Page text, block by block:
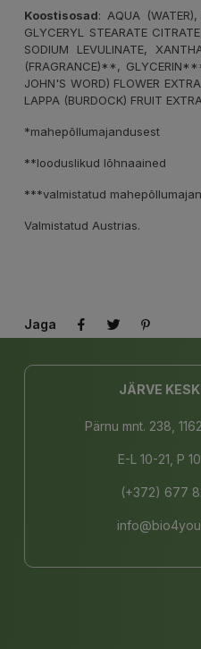
Koostisosad: AQUA
GLYCERYL STEARATE
SODIUM LEVULINATE,
(FRAGRANCE)**,
JOHN'S WORD) FLOWER
LAPPA (BURDOCK) FRUIT
*mahepõllumajandusest
**looduslikud lõhnaained
***valmistatud
Valmistatud Austrias.
Jaga
JÄRVE
Pärnu mnt. 238,
E-L 10-21, P
(+372) 677